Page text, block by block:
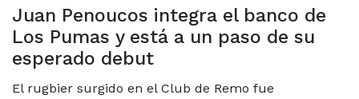
Juan Penoucos integra el banco de
Los Pumas y está a un paso de su
esperado debut
El rugbier surgido en el Club de Remo fue